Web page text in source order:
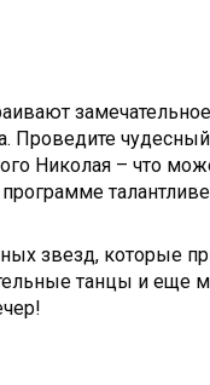
Проведите
Николая – что
звезд, которые
танцы и еще